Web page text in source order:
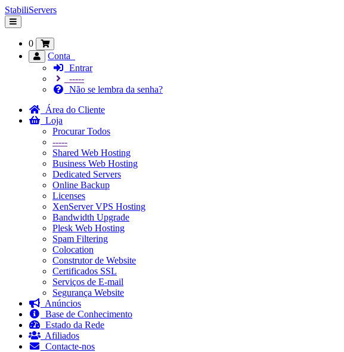
StabiliServers
Alternar
navegação
0
Conta
Entrar
-----
Não se lembra da senha?
Área do Cliente
Loja
Procurar Todos
-----
Shared Web Hosting
Business Web Hosting
Dedicated Servers
Online Backup
Licenses
XenServer VPS Hosting
Bandwidth Upgrade
Plesk Web Hosting
Spam Filtering
Colocation
Construtor de Website
Certificados SSL
Serviços de E-mail
Segurança Website
Anúncios
Base de Conhecimento
Estado da Rede
Afiliados
Contacte-nos